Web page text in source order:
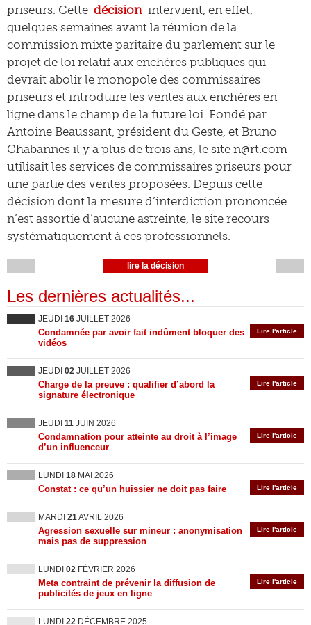
priseurs. Cette décision intervient, en effet,
quelques semaines avant la réunion de la
commission mixte paritaire du parlement sur le
projet de loi relatif aux enchères publiques qui
devrait abolir le monopole des commissaires
priseurs et introduire les ventes aux enchères en
ligne dans le champ de la future loi. Fondé par
Antoine Beaussant, président du Geste, et Bruno
Chabannes il y a plus de trois ans, le site n@rt.com
utilisait les services de commissaires priseurs pour
une partie des ventes proposées. Depuis cette
décision dont la mesure d’interdiction prononcée
n’est assortie d’aucune astreinte, le site recours
systématiquement à ces professionnels.
lire la décision
Les dernières actualités...
JEUDI 16 JUILLET 2026
Lire l'article
Condamnée par avoir fait indûment bloquer des
vidéos
JEUDI 02 JUILLET 2026
Lire l'article
Charge de la preuve : qualifier d’abord la
signature électronique
JEUDI 11 JUIN 2026
Lire l'article
Condamnation pour atteinte au droit à l’image
d’un influenceur
LUNDI 18 MAI 2026
Lire l'article
Constat : ce qu’un huissier ne doit pas faire
MARDI 21AVRIL 2026
Lire l'article
Agression sexuelle sur mineur : anonymisation
mais pas de suppression
LUNDI 02 FÉVRIER 2026
Lire l'article
Meta contraint de prévenir la diffusion de
publicités de jeux en ligne
LUNDI 22 DÉCEMBRE 2025